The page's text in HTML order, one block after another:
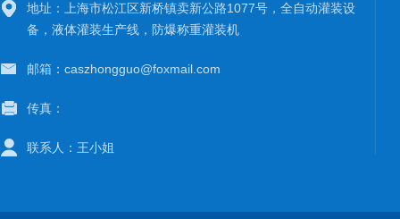
地址：上海市松江区新桥镇卖新公路1077号，全自动灌装设
备，液体灌装生产线，防爆称重灌装机
邮箱：caszhongguo@foxmail.com
传真：
联系人：王小姐